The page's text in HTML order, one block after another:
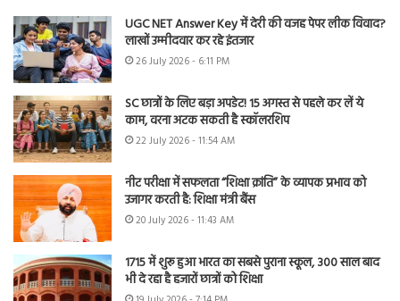
UGC NET Answer Key में देरी की वजह पेपर लीक विवाद?
लाखों उम्मीदवार कर रहे इंतजार
26 July 2026 - 6:11 PM
SC छात्रों के लिए बड़ा अपडेट! 15 अगस्त से पहले कर लें ये
काम, वरना अटक सकती है स्कॉलरशिप
22 July 2026 - 11:54 AM
नीट परीक्षा में सफलता “शिक्षा क्रांति” के व्यापक प्रभाव को
उजागर करती है: शिक्षा मंत्री बैंस
20 July 2026 - 11:43 AM
1715 में शुरू हुआ भारत का सबसे पुराना स्कूल, 300 साल बाद
भी दे रहा है हजारों छात्रों को शिक्षा